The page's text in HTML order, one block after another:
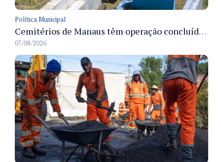
Política Municipal
Cemitérios de Manaus têm operação concluída e estrutura pronta para receber famílias no Dia dos Pais
07/08/2026